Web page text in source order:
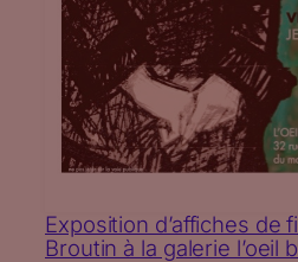
Exposition d’affiches de
Broutin à la galerie l’oeil